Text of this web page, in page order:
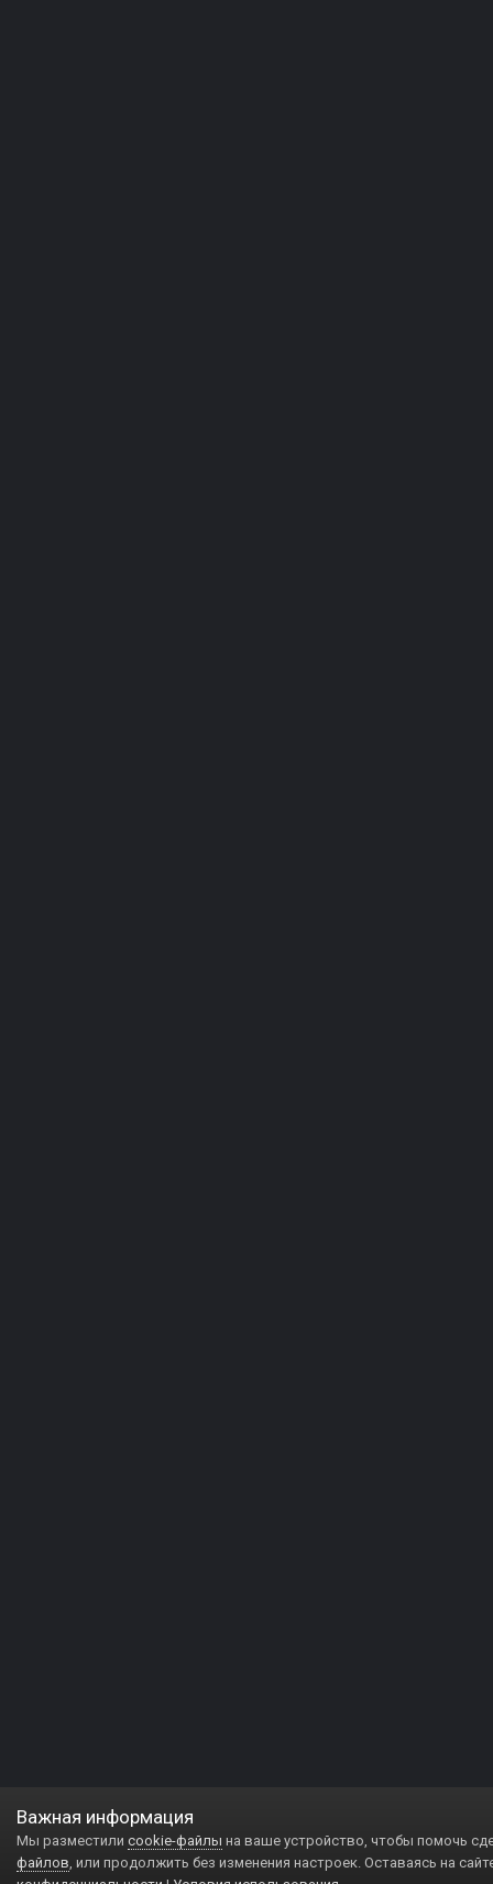
Важная информация
Мы разместили cookie-файлы на ваше устройство, чтобы помочь
файлов, или продолжить без изменения настроек. Оставаясь на